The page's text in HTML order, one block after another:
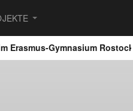
Gymnasium Rostock ●